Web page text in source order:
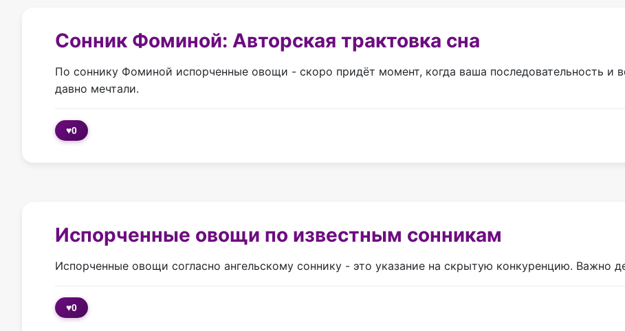
Сонник Фоминой: Авторская трактовка сна
По соннику Фоминой испорченные овощи - скоро придёт момент, когда ваша последовательность и
давно мечтали.
♥0
Испорченные овощи по известным сонникам
Испорченные овощи согласно ангельскому соннику - это указание на скрытую конкуренцию. Важно
♥0